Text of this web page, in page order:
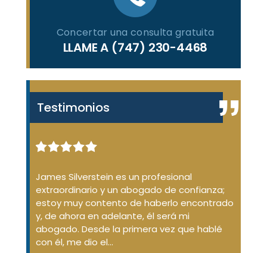
Concertar una consulta gratuita
LLAME A (747) 230-4468
Testimonios
James Silverstein es un profesional
extraordinario y un abogado de confianza;
estoy muy contento de haberlo encontrado
y, de ahora en adelante, él será mi
abogado. Desde la primera vez que hablé
con él, me dio el...